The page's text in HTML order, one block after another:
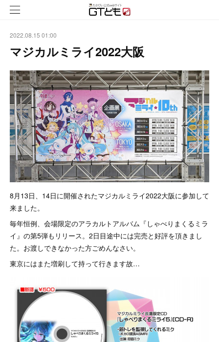
2022.08.15 01:00
マジカルミライ2022大阪
8月13日、14日に開催されたマジカルミライ2022大阪に参加して
来ました。
毎年恒例、会場限定のアラカルトアルバム『しゃべりまくるミラ
イ』の第5弾もリリース。2日目途中には完売と好評を頂きまし
た。お渡しできなかった方ごめんなさい。
東京にはまた増刷して持って行きます故…